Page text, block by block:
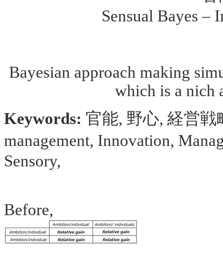
Sensual Bayes –
Bayesian approach making
which is a nich
Keywords: 官能, 野心, 経営戦
management, Innovation,
Sensory,
Before,